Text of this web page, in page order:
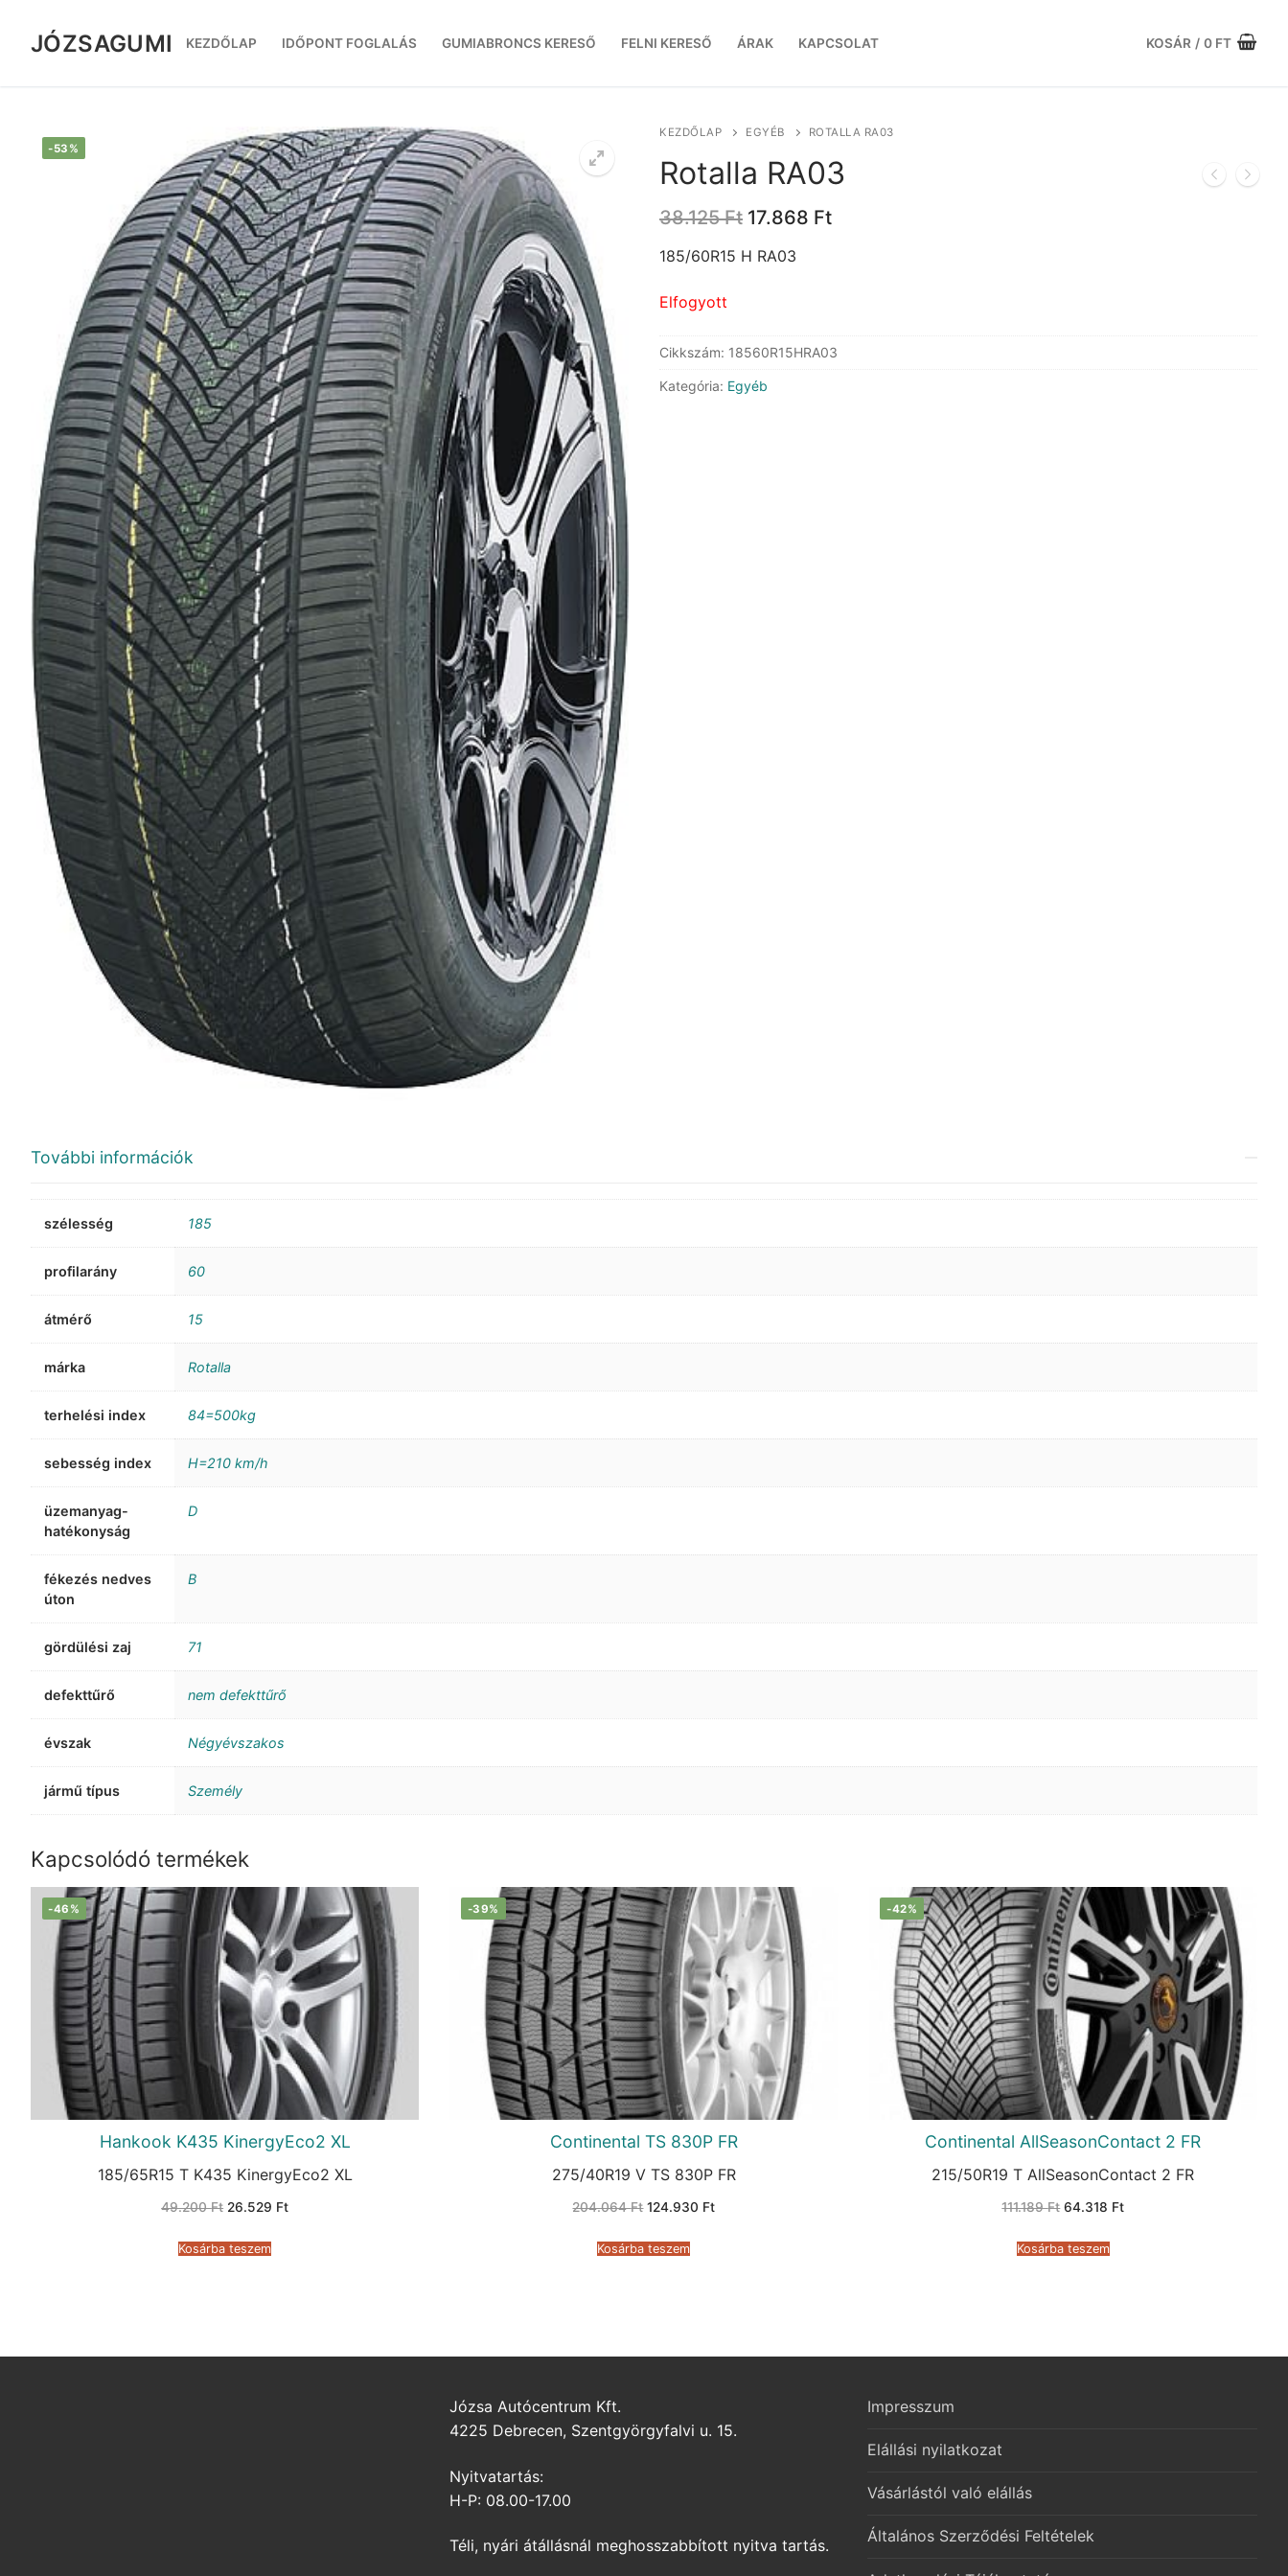
tartalomra
JÓZSAGUMI KEZDŐLAP IDŐPONT FOGLALÁS GUMIABRONCS KERESŐ FELNI KERESŐ ÁRAK KAPCSOLAT KOSÁR / 0 FT
-53%
KEZDŐLAP EGYÉB ROTALLA RA03
Rotalla RA03
38.125Ft Original
was:
17.868 FtCurrent
185/60R15 H RA03
Elfogyott
Cikkszám: 18560R15HRA03
Kategória: Egyéb
További információk
szélesség 185
profilarány 60
átmérő 15
márka Rotalla
terhelési index 84=500kg
sebesség index H=210 km/h
üzemanyag-
hatékonyság
D
fékezés nedves
úton
B
gördülési zaj 71
defekttűrő nem defekttűrő
évszak Négyévszakos
jármű típus Személy
Kapcsolódó termékek
-46%
Hankook K435 KinergyEco2 XL
185/65R15 T K435 KinergyEco2 XL
49.200Ft Original
49.200 Ft.
26.529 FtCurrent
Kosárba teszem
-39%
Continental TS 830P FR
275/40R19 V TS 830P FR
204.064Ft Original
204.064 Ft.
124.930 FtCurrent
Kosárba teszem
-42%
Continental AllSeasonContact 2 FR
215/50R19 T AllSeasonContact 2 FR
111.189Ft Original
111.189 Ft.
64.318 FtCurrent
Kosárba teszem
Józsa Autócentrum Kft.
4225 Debrecen, Szentgyörgyfalvi u. 15.
Nyitvatartás:
H-P: 08.00-17.00
Téli, nyári átállásnál meghosszabbított nyitva tartás.
Impresszum
Elállási nyilatkozat
Vásárlástól való elállás
Általános Szerződési Feltételek